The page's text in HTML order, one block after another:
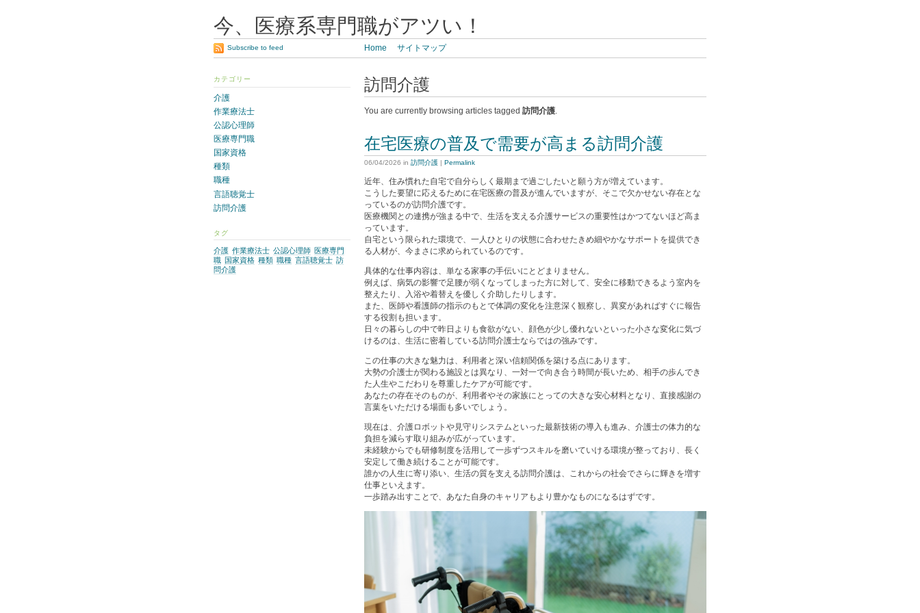
今、医療系専門職がアツい！
Home サイトマップ
Subscribe to feed
訪問介護
You are currently browsing articles tagged 訪問介護.
在宅医療の普及で需要が高まる訪問介護
06/04/2026 in 訪問介護 | Permalink
近年、住み慣れた自宅で自分らしく最期まで過ごしたいと願う方が増えています。
こうした要望に応えるために在宅医療の普及が進んでいますが、そこで欠かせない存在とな
っているのが訪問介護です。
医療機関との連携が強まる中で、生活を支える介護サービスの重要性はかつてないほど高ま
っています。
自宅という限られた環境で、一人ひとりの状態に合わせたきめ細やかなサポートを提供でき
る人材が、今まさに求められているのです。
具体的な仕事内容は、単なる家事の手伝いにとどまりません。
例えば、病気の影響で足腰が弱くなってしまった方に対して、安全に移動できるよう室内を
整えたり、入浴や着替えを優しく介助したりします。
また、医師や看護師の指示のもとで体調の変化を注意深く観察し、異変があればすぐに報告
する役割も担います。
日々の暮らしの中で昨日よりも食欲がない、顔色が少し優れないといった小さな変化に気づ
けるのは、生活に密着している訪問介護士ならではの強みです。
この仕事の大きな魅力は、利用者と深い信頼関係を築ける点にあります。
大勢の介護士が関わる施設とは異なり、一対一で向き合う時間が長いため、相手の歩んでき
た人生やこだわりを尊重したケアが可能です。
あなたの存在そのものが、利用者やその家族にとっての大きな安心材料となり、直接感謝の
言葉をいただける場面も多いでしょう。
現在は、介護ロボットや見守りシステムといった最新技術の導入も進み、介護士の体力的な
負担を減らす取り組みが広がっています。
未経験からでも研修制度を活用して一歩ずつスキルを磨いていける環境が整っており、長く
安定して働き続けることが可能です。
誰かの人生に寄り添い、生活の質を支える訪問介護は、これからの社会でさらに輝きを増す
仕事といえます。
一歩踏み出すことで、あなた自身のキャリアもより豊かなものになるはずです。
カテゴリー
介護
作業療法士
公認心理師
医療専門職
国家資格
種類
職種
言語聴覚士
訪問介護
タグ
介護 作業療法士 公認心理師 医療専門
職 国家資格 種類 職種 言語聴覚士 訪
問介護